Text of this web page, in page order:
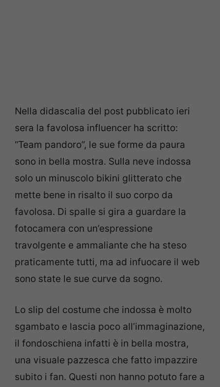
Nella didascalia del post pubblicato ieri
sera la favolosa influencer ha scritto:
“Team pandoro”, le sue forme da paura
sono in bella mostra. Sulla neve indossa
solo un minuscolo bikini glitterato che
mette bene in risalto il suo corpo da
favolosa. Di spalle si gira a guardare la
fotocamera con un’espressione
travolgente e ammaliante che ha steso
praticamente tutti, ma ad infuocare il web
sono state le sue curve da sogno.
Lo slip del costume che indossa è molto
sgambato e lascia poco all’immaginazione,
il fondoschiena infatti è in bella mostra,
una visuale pazzesca che fatto impazzire
subito i fan. Questi non hanno potuto fare a